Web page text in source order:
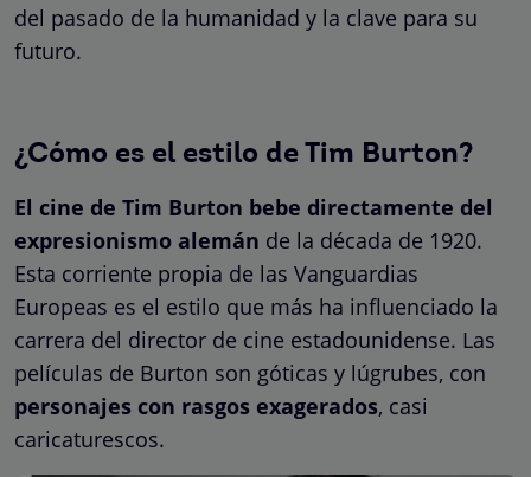
del pasado de la humanidad y la clave para su
futuro.
¿Cómo es el estilo de Tim Burton?
El cine de Tim Burton bebe directamente del
expresionismo alemán de la década de 1920.
Esta corriente propia de las Vanguardias
Europeas es el estilo que más ha influenciado la
carrera del director de cine estadounidense. Las
películas de Burton son góticas y lúgrubes, con
personajes con rasgos exagerados, casi
caricaturescos.